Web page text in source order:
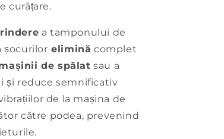
curățare.
a tamponului de
șocurilor elimină complet
de spălat sau a
și reduce semnificativ
de la mașina de
către podea, prevenind